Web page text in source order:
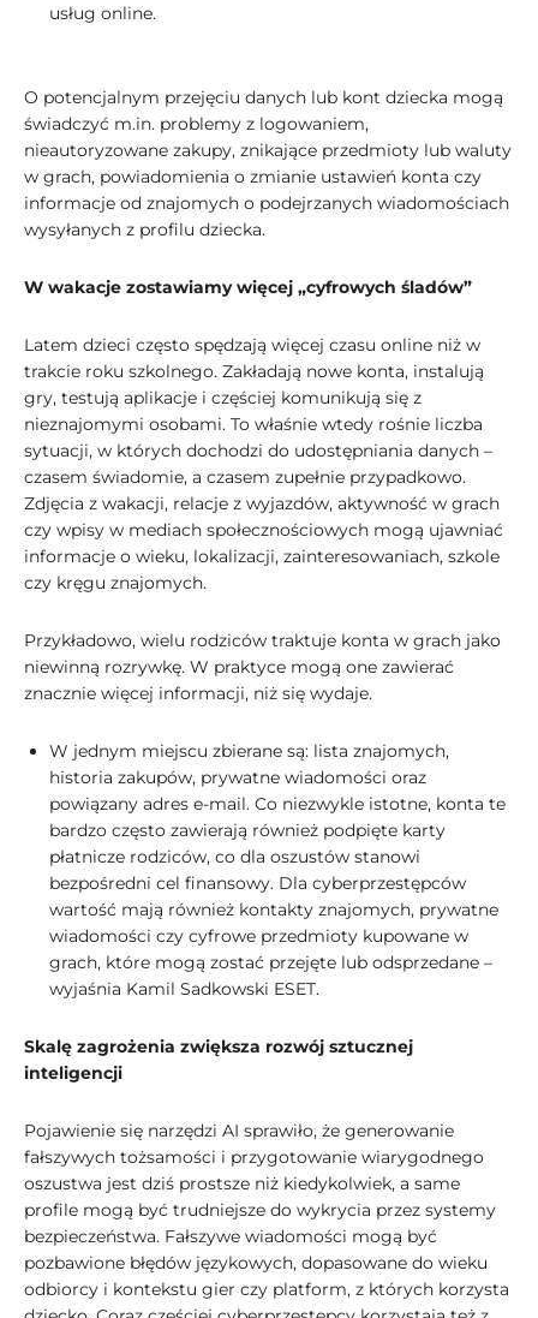
usług online.
O potencjalnym przejęciu danych lub kont dziecka mogą
świadczyć m.in. problemy z logowaniem,
nieautoryzowane zakupy, znikające przedmioty lub waluty
w grach, powiadomienia o zmianie ustawień konta czy
informacje od znajomych o podejrzanych wiadomościach
wysyłanych z profilu dziecka.
W wakacje zostawiamy więcej „cyfrowych śladów”
Latem dzieci często spędzają więcej czasu online niż w
trakcie roku szkolnego. Zakładają nowe konta, instalują
gry, testują aplikacje i częściej komunikują się z
nieznajomymi osobami. To właśnie wtedy rośnie liczba
sytuacji, w których dochodzi do udostępniania danych –
czasem świadomie, a czasem zupełnie przypadkowo.
Zdjęcia z wakacji, relacje z wyjazdów, aktywność w grach
czy wpisy w mediach społecznościowych mogą ujawniać
informacje o wieku, lokalizacji, zainteresowaniach, szkole
czy kręgu znajomych.
Przykładowo, wielu rodziców traktuje konta w grach jako
niewinną rozrywkę. W praktyce mogą one zawierać
znacznie więcej informacji, niż się wydaje.
W jednym miejscu zbierane są: lista znajomych,
historia zakupów, prywatne wiadomości oraz
powiązany adres e-mail. Co niezwykle istotne, konta te
bardzo często zawierają również podpięte karty
płatnicze rodziców, co dla oszustów stanowi
bezpośredni cel finansowy. Dla cyberprzestępców
wartość mają również kontakty znajomych, prywatne
wiadomości czy cyfrowe przedmioty kupowane w
grach, które mogą zostać przejęte lub odsprzedane –
wyjaśnia Kamil Sadkowski ESET.
Skalę zagrożenia zwiększa rozwój sztucznej
inteligencji
Pojawienie się narzędzi AI sprawiło, że generowanie
fałszywych tożsamości i przygotowanie wiarygodnego
oszustwa jest dziś prostsze niż kiedykolwiek, a same
profile mogą być trudniejsze do wykrycia przez systemy
bezpieczeństwa. Fałszywe wiadomości mogą być
pozbawione błędów językowych, dopasowane do wieku
odbiorcy i kontekstu gier czy platform, z których korzysta